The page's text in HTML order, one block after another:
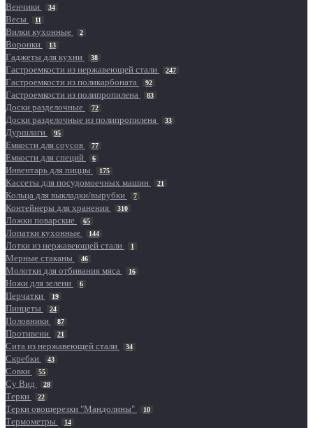
Венчики 34
Весы 11
Вилки кухонные 2
Воронки 13
Гаджеты для кухни 38
Гастроемкости из нержавеющей стали 247
Гастроемкости из поликарбоната 92
Гастроемкости из полипропилена 83
Доски разделочные 72
Доски разделочные из полипропилена 33
Дуршлаги 95
Емкости для соусов 77
Емкости для специй 6
Инвентарь для пиццы 175
Кассеты для посудомоечных машин 21
Кольца для выкладки/вырубки 7
Контейнеры для хранения 310
Ложки поварские 65
Лопатки кухонные 144
Лотки из нержавеющей стали 1
Мерные стаканы 46
Молотки для отбивания мяса 16
Ножи для зелени 6
Перчатки 19
Пинцеты 24
Половники 87
Противени 21
Сита из нержавеющей стали 34
Скребки 43
Совки 55
Су Вид 28
Терки 22
Терки овощерезки "Мандолины" 10
Термометры 14